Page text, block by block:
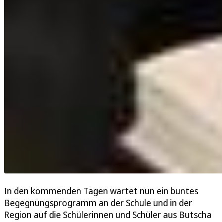
In den kommenden Tagen wartet nun ein buntes
Begegnungsprogramm an der Schule und in der
Region auf die Schülerinnen und Schüler aus Butscha